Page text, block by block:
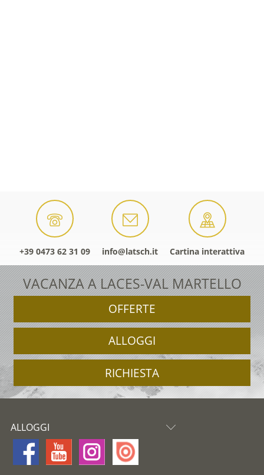
+39 0473 62 31 09 info@latsch.it Cartina interattiva
VACANZA A LACES-VAL MARTELLO
OFFERTE
ALLOGGI
RICHIESTA
ALLOGGI